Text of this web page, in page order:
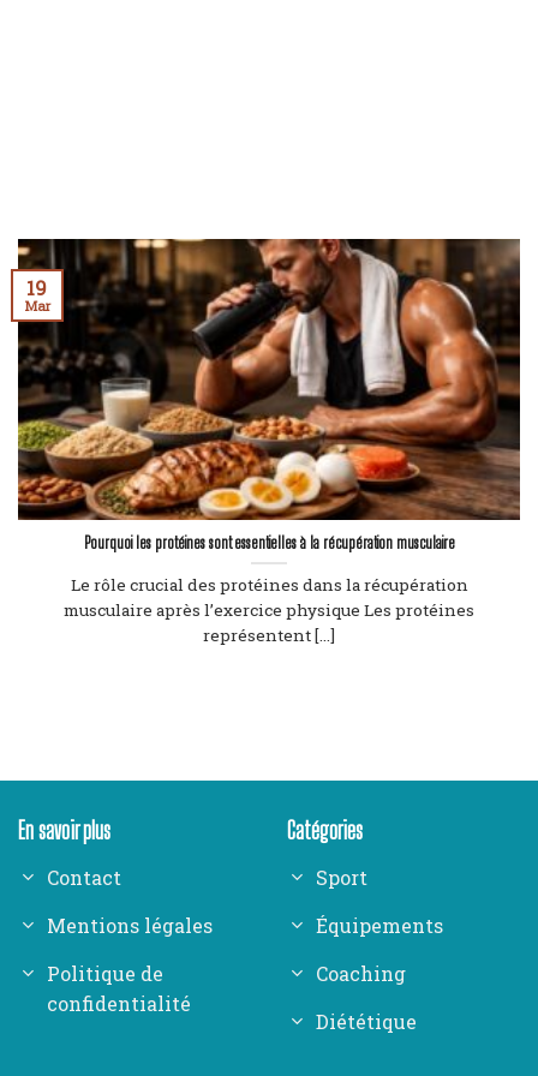
Pourquoi les protéines sont essentielles à la récupération musculaire
Le rôle crucial des protéines dans la récupération
musculaire après l’exercice physique Les protéines
représentent [...]
19
Mar
En savoir plus
Contact
Mentions légales
Politique de
confidentialité
Catégories
Sport
Équipements
Coaching
Diététique